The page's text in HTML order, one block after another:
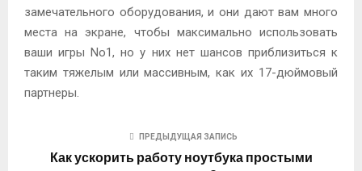
замечательного оборудования, и они дают вам много
места на экране, чтобы максимально использовать
ваши игры No1, но у них нет шансов приблизиться к
таким тяжелым или массивным, как их 17-дюймовый
партнеры.
ПРЕДЫДУЩАЯ ЗАПИСЬ
Как ускорить работу ноутбука простыми